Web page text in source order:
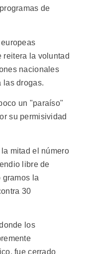
de
reitera la voluntad
nacionales
las drogas.
un "paraíso"
su permisividad
mitad el número
libre de
la
30
los
fue cerrado